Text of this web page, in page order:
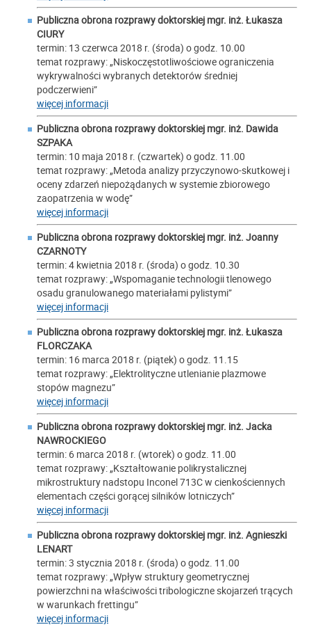
Publiczna obrona rozprawy doktorskiej mgr. inż. Łukasza
CIURY
termin: 13 czerwca 2018 r. (środa) o godz. 10.00
temat rozprawy: „Niskoczęstotliwościowe ograniczenia
wykrywalności wybranych detektorów średniej
podczerwieni”
więcej informacji
Publiczna obrona rozprawy doktorskiej mgr. inż. Dawida
SZPAKA
termin: 10 maja 2018 r. (czwartek) o godz. 11.00
temat rozprawy: „Metoda analizy przyczynowo-skutkowej i
oceny zdarzeń niepożądanych w systemie zbiorowego
zaopatrzenia w wodę”
więcej informacji
Publiczna obrona rozprawy doktorskiej mgr. inż. Joanny
CZARNOTY
termin: 4 kwietnia 2018 r. (środa) o godz. 10.30
temat rozprawy: „Wspomaganie technologii tlenowego
osadu granulowanego materiałami pylistymi”
więcej informacji
Publiczna obrona rozprawy doktorskiej mgr. inż. Łukasza
FLORCZAKA
termin: 16 marca 2018 r. (piątek) o godz. 11.15
temat rozprawy: „Elektrolityczne utlenianie plazmowe
stopów magnezu”
więcej informacji
Publiczna obrona rozprawy doktorskiej mgr. inż. Jacka
NAWROCKIEGO
termin: 6 marca 2018 r. (wtorek) o godz. 11.00
temat rozprawy: „Kształtowanie polikrystalicznej
mikrostruktury nadstopu Inconel 713C w cienkościennych
elementach części gorącej silników lotniczych”
więcej informacji
Publiczna obrona rozprawy doktorskiej mgr. inż. Agnieszki
LENART
termin: 3 stycznia 2018 r. (środa) o godz. 11.00
temat rozprawy: „Wpływ struktury geometrycznej
powierzchni na właściwości tribologiczne skojarzeń trących
w warunkach frettingu”
więcej informacji